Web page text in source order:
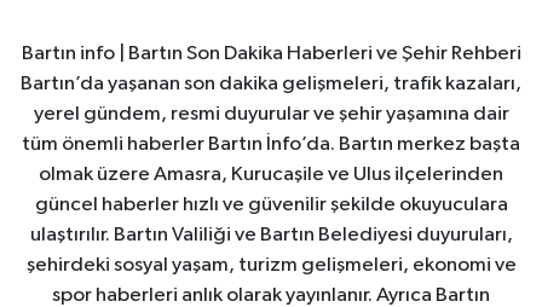
Bartın info | Bartın Son Dakika Haberleri ve Şehir Rehberi
Bartın’da yaşanan son dakika gelişmeleri, trafik kazaları,
yerel gündem, resmi duyurular ve şehir yaşamına dair
tüm önemli haberler Bartın İnfo’da. Bartın merkez başta
olmak üzere Amasra, Kurucaşile ve Ulus ilçelerinden
güncel haberler hızlı ve güvenilir şekilde okuyuculara
ulaştırılır. Bartın Valiliği ve Bartın Belediyesi duyuruları,
şehirdeki sosyal yaşam, turizm gelişmeleri, ekonomi ve
spor haberleri anlık olarak yayınlanır. Ayrıca Bartın